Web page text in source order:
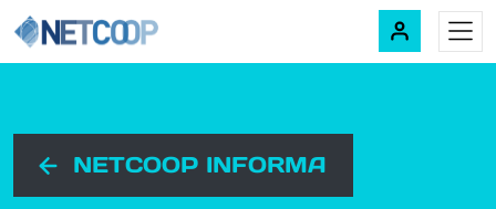
Navigazione principale
NETCOOP INFORMA